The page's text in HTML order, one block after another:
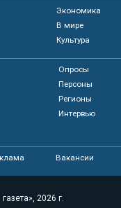
Экономика
В мире
Культура
Опросы
Персоны
Регионы
Интервью
Вакансии
2026 г.